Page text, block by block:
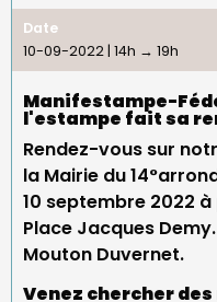
Manifestampe-
l'estampe fait sa
Rendez-vous sur
la Mairie du
10 septembre 2022
Place Jacques
Mouton Duvernet.
Venez chercher
Date
10-09-2022 | 14h → 19h